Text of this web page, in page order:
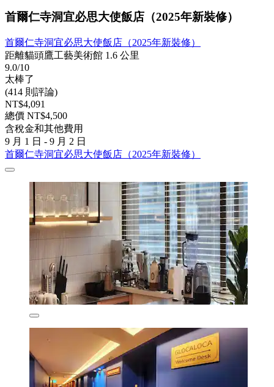
首爾仁寺洞宜必思大使飯店（2025年新裝修）
首爾仁寺洞宜必思大使飯店（2025年新裝修）
距離貓頭鷹工藝美術館 1.6 公里
9.0/10
太棒了
(414 則評論)
NT$4,091
總價 NT$4,500
含稅金和其他費用
9 月 1 日 - 9 月 2 日
首爾仁寺洞宜必思大使飯店（2025年新裝修）